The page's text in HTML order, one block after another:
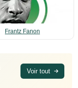
Frantz Fanon
Voir tout